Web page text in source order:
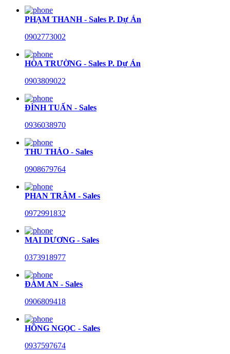
PHẠM THANH - Sales P. Dự Án
0902773002
HÒA TRƯỜNG - Sales P. Dự Án
0903809022
ĐÌNH TUẤN - Sales
0936038970
THU THẢO - Sales
0908679764
PHAN TRÂM - Sales
0972991832
MAI DƯƠNG - Sales
0373918977
ĐÀM AN - Sales
0906809418
HỒNG NGỌC - Sales
0937597674